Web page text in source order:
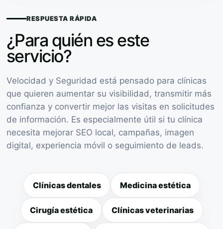
RESPUESTA RÁPIDA
¿Para quién es este
servicio?
Velocidad y Seguridad está pensado para clínicas
que quieren aumentar su visibilidad, transmitir más
confianza y convertir mejor las visitas en solicitudes
de información. Es especialmente útil si tu clínica
necesita mejorar SEO local, campañas, imagen
digital, experiencia móvil o seguimiento de leads.
Clínicas dentales Medicina estética
Cirugía estética Clínicas veterinarias